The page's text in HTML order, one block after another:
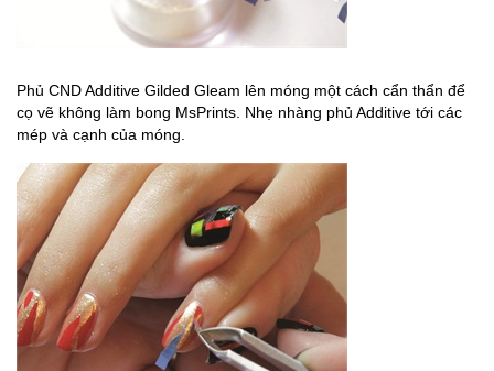
Phủ CND Additive Gilded Gleam lên móng một cách cẩn thẩn để
cọ vẽ không làm bong MsPrints. Nhẹ nhàng phủ Additive tới các
mép và cạnh của móng.